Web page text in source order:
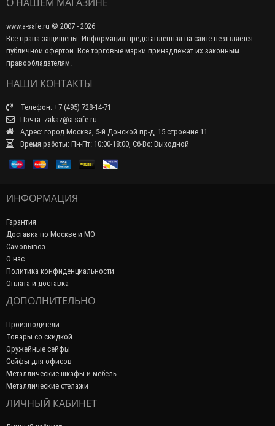
www.a-safe.ru © 2007 - 2026
Все права защищены. Информация представленная на сайте не является
публичной офертой. Все торговые марки принадлежат их законным
правообладателям.
НАШИ КОНТАКТЫ
Телефон: +7 (495) 728-14-71
Почта: zakaz@a-safe.ru
Адрес: город Москва, 5-й Донской пр-д, 15 строение 11
Время работы: Пн-Пт: 10:00-18:00, Сб-Вс: Выходной
ИНФОРМАЦИЯ
Гарантия
Доставка по Москве и МО
Самовывоз
О нас
Политика конфиденциальности
Оплата и доставка
ДОПОЛНИТЕЛЬНО
Производители
Товары со скидкой
Оружейные сейфы
Сейфы для офисов
Металлические шкафы и мебель
Металлические стелажи
ЛИЧНЫЙ КАБИНЕТ